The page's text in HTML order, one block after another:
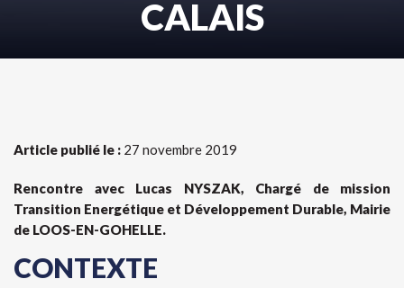
CALAIS
Article publié le : 27 novembre 2019
Rencontre avec Lucas NYSZAK, Chargé de mission
Transition Energétique et Développement Durable, Mairie
de LOOS-EN-GOHELLE.
CONTEXTE